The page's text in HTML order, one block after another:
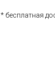
* бесплатная